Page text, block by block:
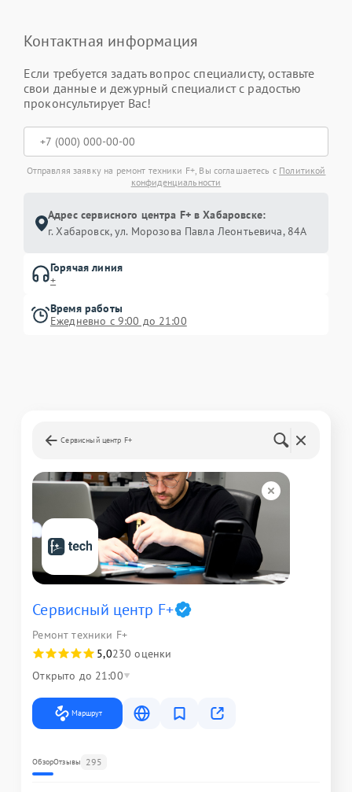
Контактная информация
Если требуется задать вопрос специалисту, оставьте
свои данные и дежурный специалист с радостью
проконсультирует Вас!
Отправляя заявку на ремонт техники F+, Вы соглашаетесь с Политикой
конфиденциальности
Адрес сервисного центра F+ в Хабаровске:
г. Хабаровск, ул. Морозова Павла Леонтьевича, 84А
Горячая линия
+
Время работы
Ежедневно с 9:00 до 21:00
Сервисный центр F+
Сервисный центр F+
Ремонт техники F+
5,0230 оценки
Открыто до 21:00
Маршрут
ОбзорОтзывы 295